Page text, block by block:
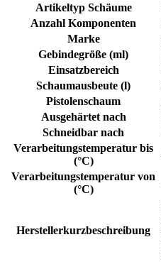
Artikeltyp Schäume
Anzahl Komponenten
Marke
Gebindegröße (ml)
Einsatzbereich
Schaumausbeute (l)
Pistolenschaum
Ausgehärtet nach
Schneidbar nach
Verarbeitungstemperatur bis
(°C)
Verarbeitungstemperatur von
(°C)
Herstellerkurzbeschreibung